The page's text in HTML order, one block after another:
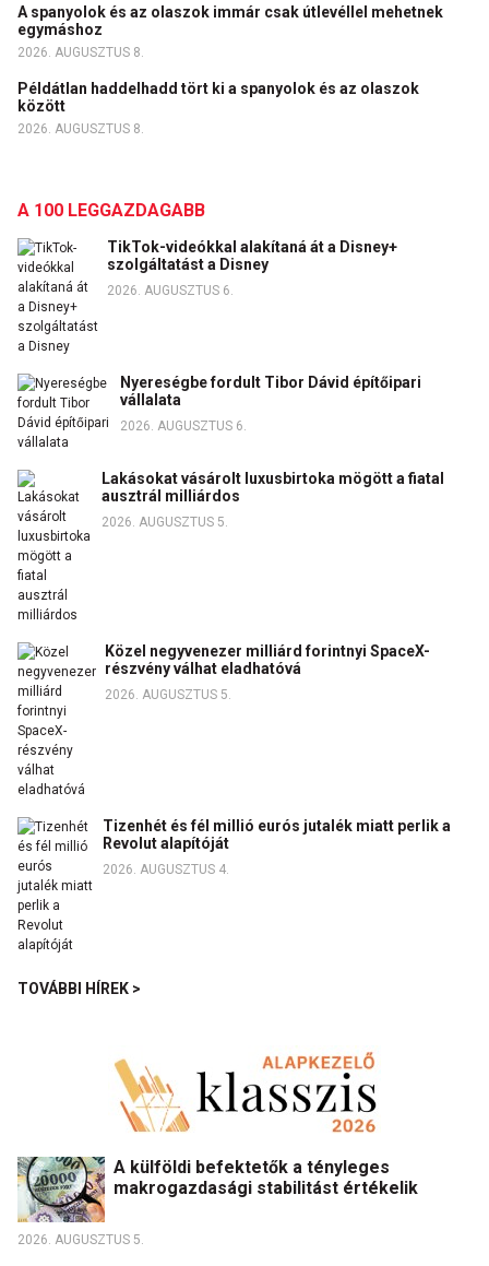
A spanyolok és az olaszok immár csak útlevéllel mehetnek
egymáshoz
2026. AUGUSZTUS 8.
Példátlan haddelhadd tört ki a spanyolok és az olaszok
között
2026. AUGUSZTUS 8.
A 100 LEGGAZDAGABB
TikTok-videókkal alakítaná át a Disney+
szolgáltatást a Disney
2026. AUGUSZTUS 6.
Nyereségbe fordult Tibor Dávid építőipari
vállalata
2026. AUGUSZTUS 6.
Lakásokat vásárolt luxusbirtoka mögött a fiatal
ausztrál milliárdos
2026. AUGUSZTUS 5.
Közel negyvenezer milliárd forintnyi SpaceX-
részvény válhat eladhatóvá
2026. AUGUSZTUS 5.
Tizenhét és fél millió eurós jutalék miatt perlik a
Revolut alapítóját
2026. AUGUSZTUS 4.
TOVÁBBI HÍREK >
A külföldi befektetők a tényleges
makrogazdasági stabilitást értékelik
2026. AUGUSZTUS 5.